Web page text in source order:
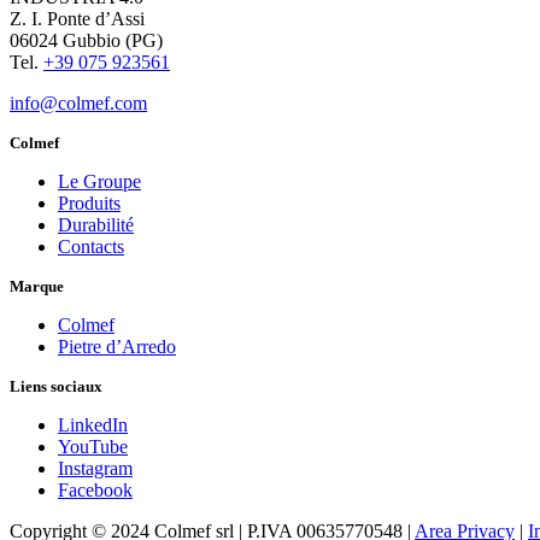
Z. I. Ponte d’Assi
06024 Gubbio (PG)
Tel. +39 075 923561
info@colmef.com
Colmef
Le Groupe
Produits
Durabilité
Contacts
Marque
Colmef
Pietre d’Arredo
Liens sociaux
LinkedIn
YouTube
Instagram
Facebook
Copyright © 2024 Colmef srl | P.IVA 00635770548 | Area Privacy |